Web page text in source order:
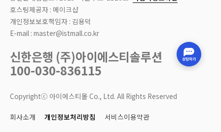
호스팅제공자 : 메이크샵
개인정보보호책임자 : 김용덕
E-mail : master@istmall.co.kr
신한은행 (주)아이에스티솔루션
100-030-836115
Copyrightⓒ 아이에스티몰 Co., Ltd. All Rights Reserved
회사소개 개인정보처리방침 서비스이용약관